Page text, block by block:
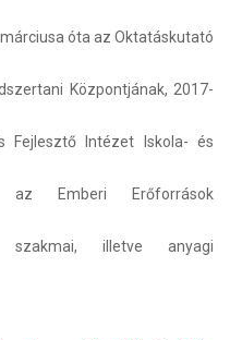
óta az Oktatáskutató
Központjának, 2017-
Fejlesztő Intézet Iskola- és
az Emberi Erőforrások
szakmai, illetve anyagi